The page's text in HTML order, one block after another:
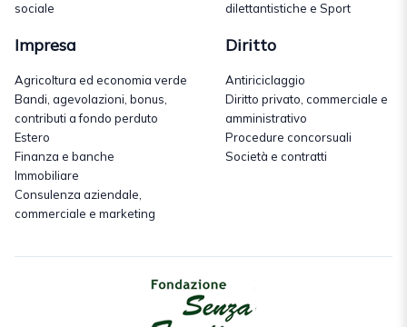
sociale
dilettantistiche e Sport
Impresa
Agricoltura ed economia verde
Bandi, agevolazioni, bonus,
contributi a fondo perduto
Estero
Finanza e banche
Immobiliare
Consulenza aziendale,
commerciale e marketing
Diritto
Antiriciclaggio
Diritto privato, commerciale e
amministrativo
Procedure concorsuali
Società e contratti